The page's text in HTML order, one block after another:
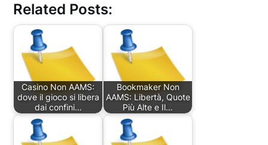
Related Posts:
Casino Non AAMS:
dove il gioco si libera
dai confini…
Bookmaker Non
AAMS: Libertà, Quote
Più Alte e Il…